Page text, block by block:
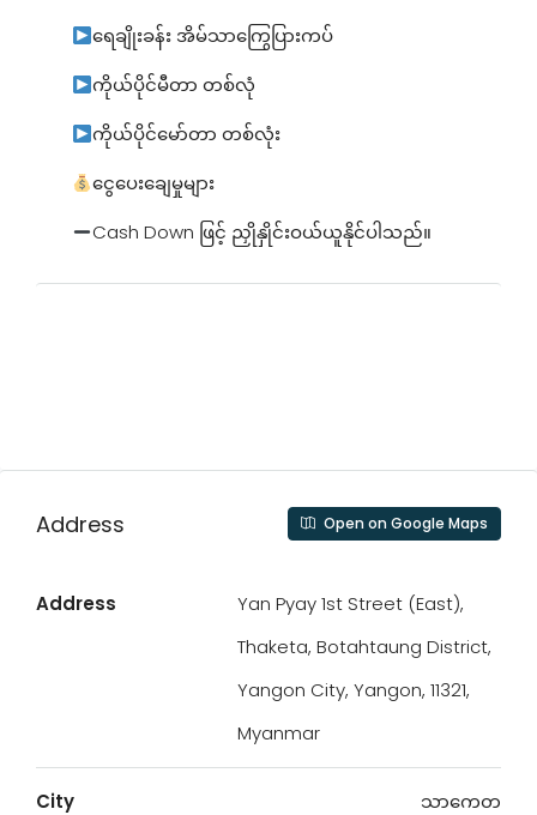
ရေချိုးခန်း အိမ်သာကြွေပြားကပ်
ကိုယ်ပိုင်မီတာ တစ်လုံ
ကိုယ်ပိုင်မော်တာ တစ်လုံး
ငွေပေးချေမှုများ
Cash Down ဖြင့် ညှိုနှိုင်းဝယ်ယူနိုင်ပါသည်။
Address Open on Google Maps
Address
Yan Pyay 1st Street (East),
Thaketa, Botahtaung District,
Yangon City, Yangon, 11321,
Myanmar
City သာကေတ